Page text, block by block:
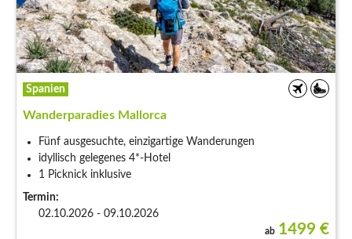
Spanien
Wanderparadies Mallorca
Fünf ausgesuchte, einzigartige Wanderungen
idyllisch gelegenes 4*-Hotel
1 Picknick inklusive
Termin:
02.10.2026 - 09.10.2026
ab 1499 €